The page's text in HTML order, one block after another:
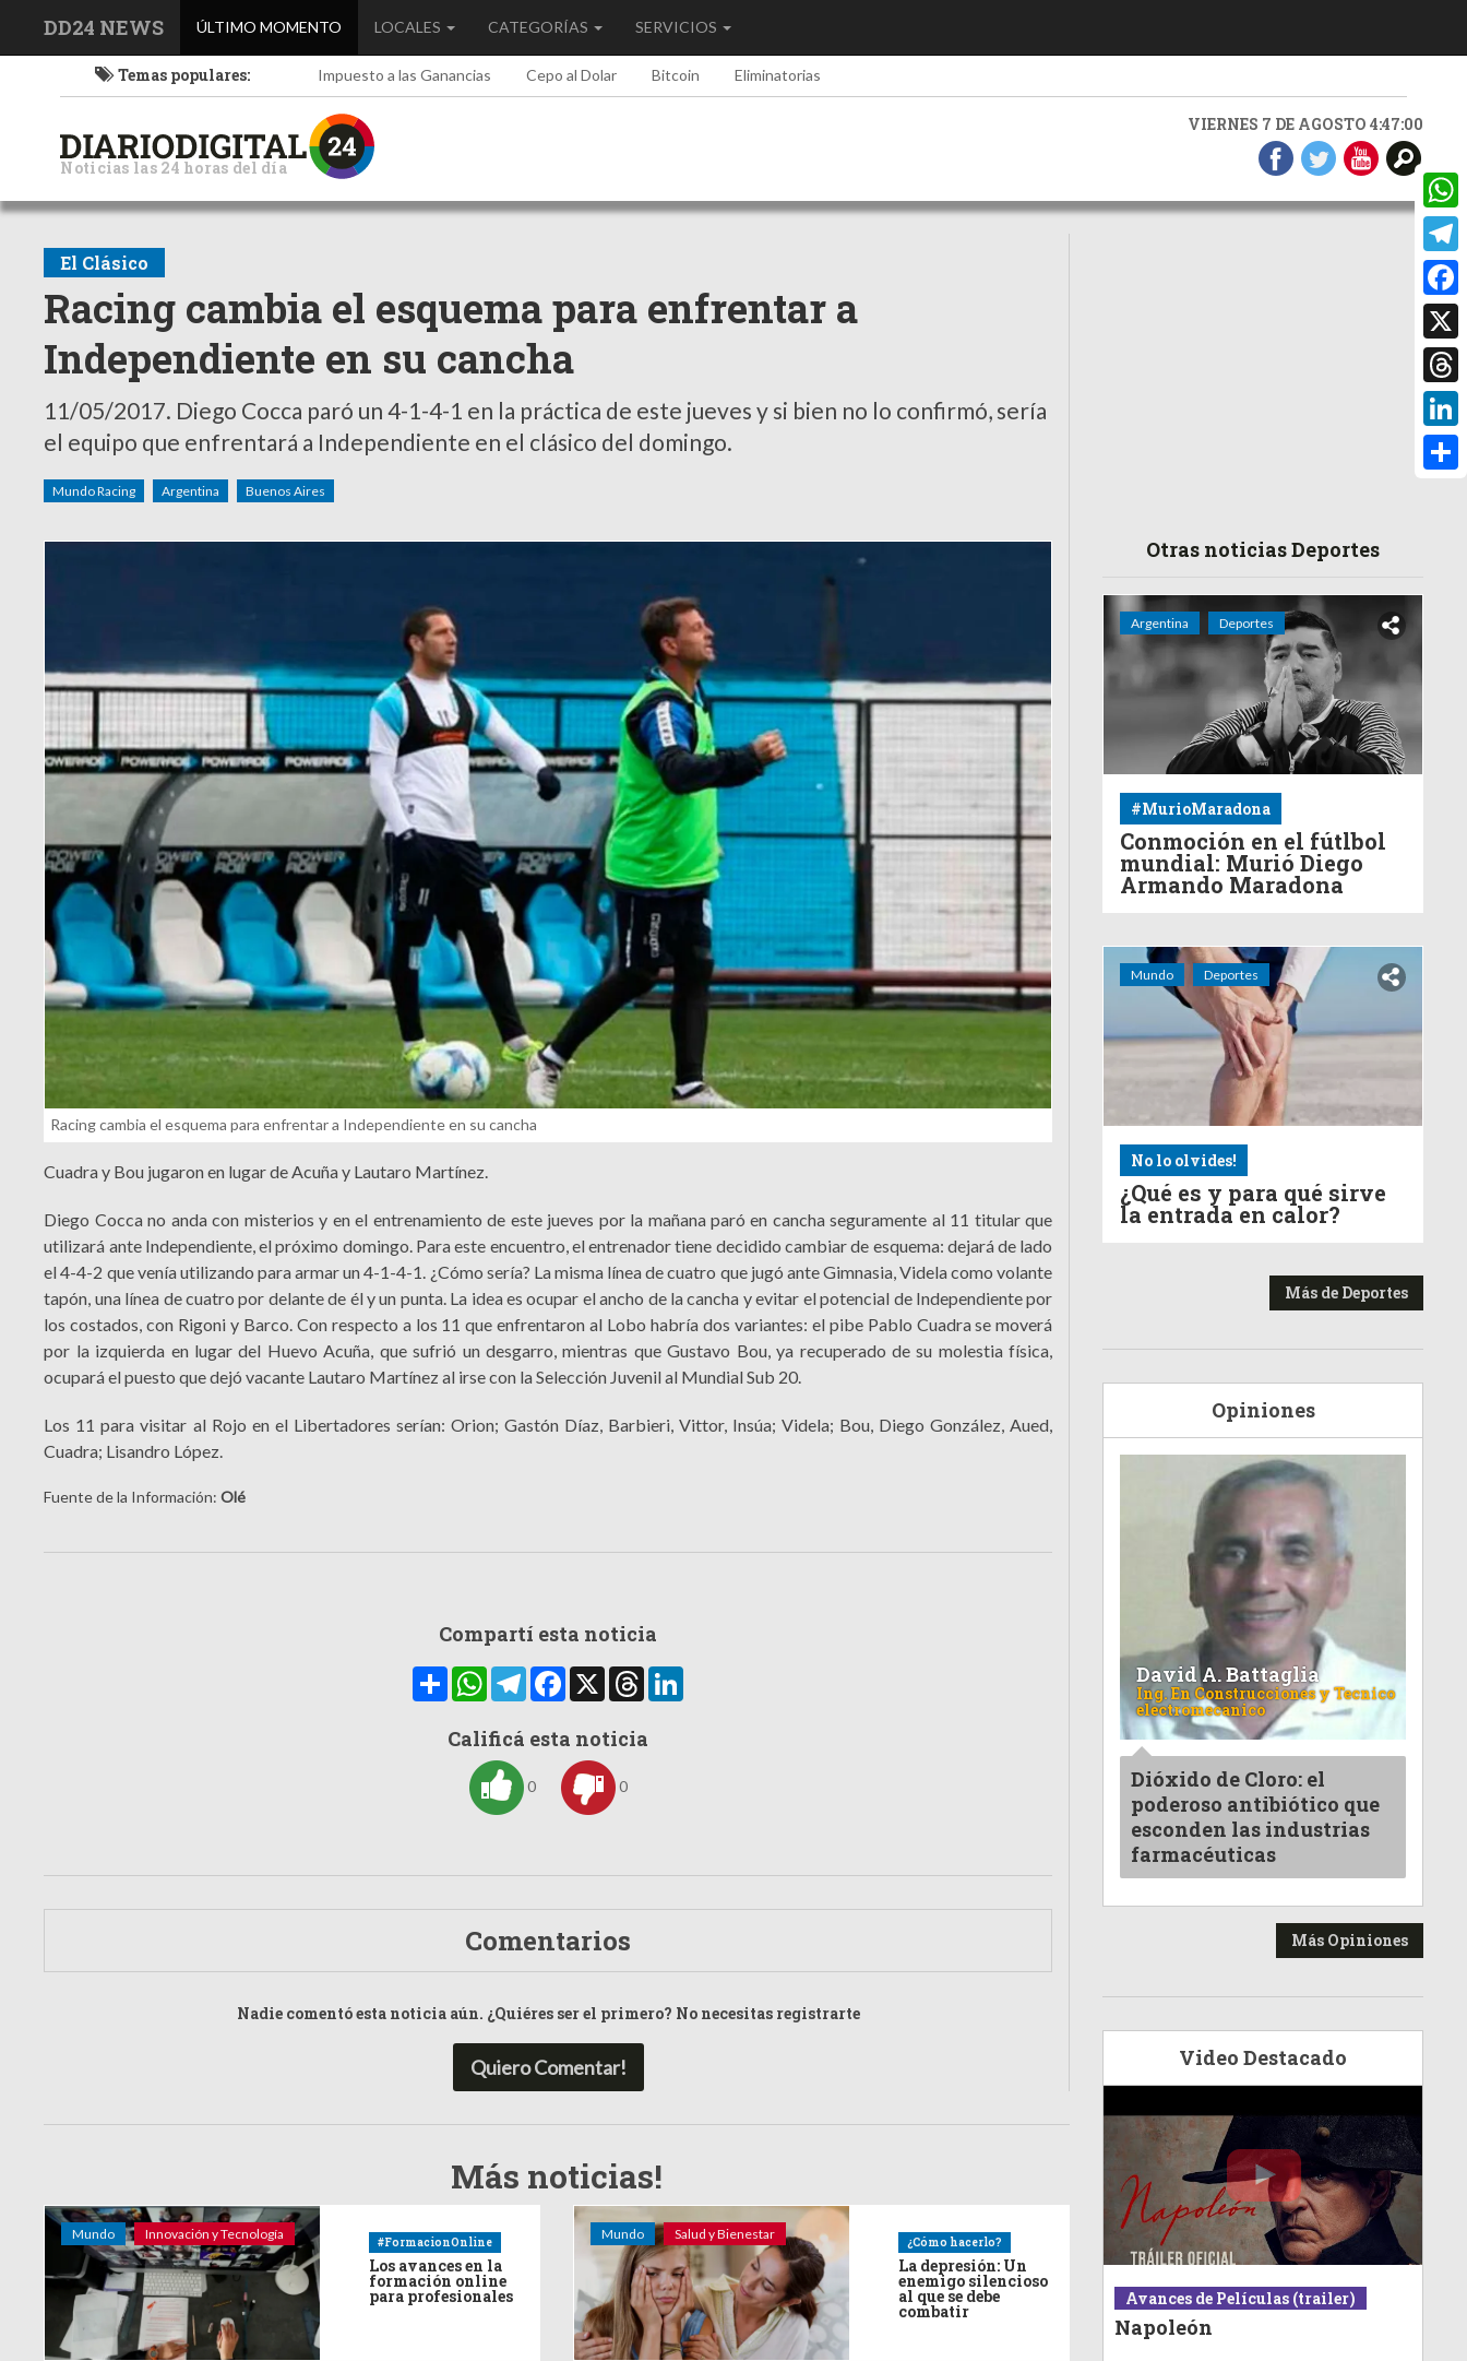
DD24 NEWS ÚLTIMO MOMENTO (current)LOCALES CATEGORÍAS SERVICIOS
Temas populares: Impuesto a las Ganancias Cepo al Dolar Bitcoin Eliminatorias
Noticias las 24 horas del día
VIERNES 7 DE AGOSTO 4:47:01
El Clásico
Racing cambia el esquema para enfrentar a
Independiente en su cancha
11/05/2017. Diego Cocca paró un 4-1-4-1 en la práctica de este jueves y si bien no lo confirmó, sería
el equipo que enfrentará a Independiente en el clásico del domingo.
Mundo Racing Argentina Buenos Aires
Racing cambia el esquema para enfrentar a Independiente en su cancha
Cuadra y Bou jugaron en lugar de Acuña y Lautaro Martínez.
Diego Cocca no anda con misterios y en el entrenamiento de este jueves por la mañana paró en cancha seguramente al 11 titular que
utilizará ante Independiente, el próximo domingo. Para este encuentro, el entrenador tiene decidido cambiar de esquema: dejará de lado
el 4-4-2 que venía utilizando para armar un 4-1-4-1. ¿Cómo sería? La misma línea de cuatro que jugó ante Gimnasia, Videla como volante
tapón, una línea de cuatro por delante de él y un punta. La idea es ocupar el ancho de la cancha y evitar el potencial de Independiente por
los costados, con Rigoni y Barco. Con respecto a los 11 que enfrentaron al Lobo habría dos variantes: el pibe Pablo Cuadra se moverá
por la izquierda en lugar del Huevo Acuña, que sufrió un desgarro, mientras que Gustavo Bou, ya recuperado de su molestia física,
ocupará el puesto que dejó vacante Lautaro Martínez al irse con la Selección Juvenil al Mundial Sub 20.
Los 11 para visitar al Rojo en el Libertadores serían: Orion; Gastón Díaz, Barbieri, Vittor, Insúa; Videla; Bou, Diego González, Aued,
Cuadra; Lisandro López.
Fuente de la Información:Olé
Compartí esta noticia
CompartirWhatsAppTelegramFacebook
X Threads
Calificá esta noticia
0 0
Comentarios
Nadie comentó esta noticia aún. ¿Quiéres ser el primero? No necesitas registrarte
Quiero Comentar!
Más noticias!
Mundo Innovación y Tecnología
#FormacionOnline
Los avances en la
formación online
para profesionales
Mundo Salud y Bienestar
¿Cómo hacerlo?
La depresión: Un
enemigo silencioso
al que se debe
combatir
Otras noticias Deportes
Argentina Deportes
#MurioMaradona
Conmoción en el fútlbol
mundial: Murió Diego
Armando Maradona
Mundo Deportes
No lo olvides!
¿Qué es y para qué sirve
la entrada en calor?
Más de Deportes
Opiniones
David A. Battaglia
Ing. En Construcciones y Tecnico
electromecanico
Dióxido de Cloro: el
poderoso antibiótico que
esconden las industrias
farmacéuticas
Más Opiniones
Video Destacado
Avances de Películas (trailer)
Napoleón
X